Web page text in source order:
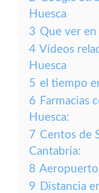
Huesca
3 Que ver en
4 Vídeos
Huesca
5 el tiempo
6 Farmacias
Huesca:
7 Centos de
Cantabria:
8
9 Distancia